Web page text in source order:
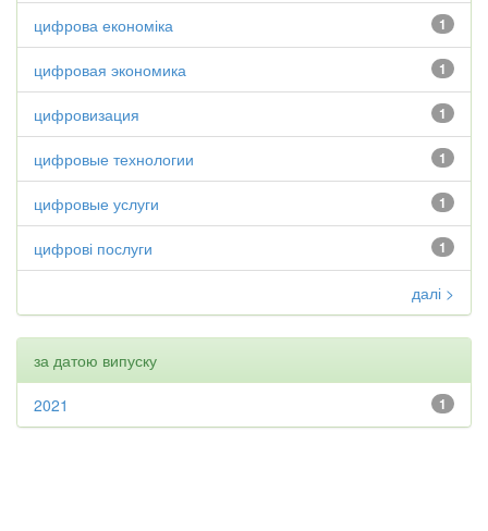
1
цифрова економіка
1
цифровая экономика
1
цифровизация
1
цифровые технологии
1
цифровые услуги
1
цифрові послуги
далі >
за датою випуску
1
2021